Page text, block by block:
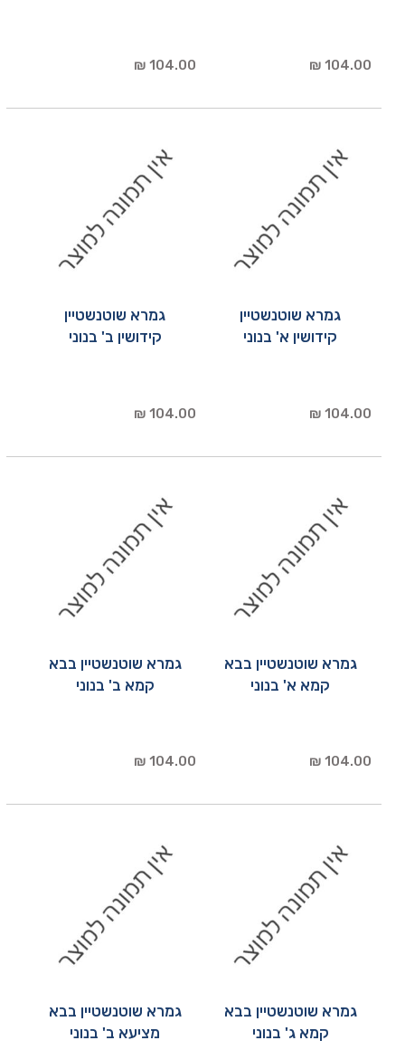
104.00 ₪
104.00 ₪
גמרא שוטנשטיין
קידושין א' בנוני
104.00 ₪
גמרא שוטנשטיין
קידושין ב' בנוני
104.00 ₪
גמרא שוטנשטיין בבא
קמא א' בנוני
104.00 ₪
גמרא שוטנשטיין בבא
קמא ב' בנוני
104.00 ₪
גמרא שוטנשטיין בבא
קמא ג' בנוני
גמרא שוטנשטיין בבא
מציעא ב' בנוני